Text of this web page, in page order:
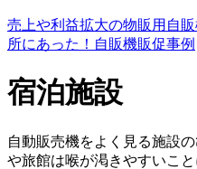
売上や利益拡大の物販用自
所にあった！自販機販促事例
宿泊施設
自動販売機をよく見る施設
や旅館は喉が渇きやすいこ